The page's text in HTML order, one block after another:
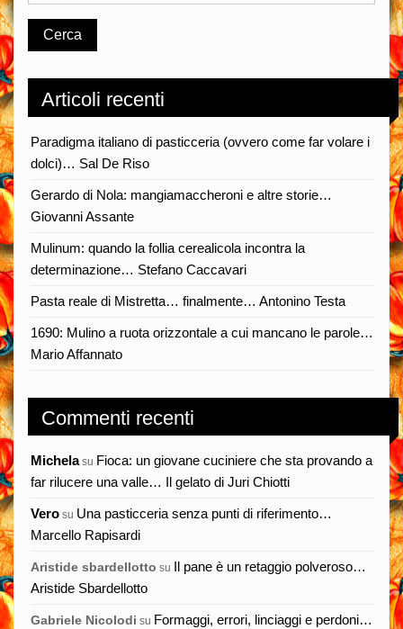
Articoli recenti
Paradigma italiano di pasticceria (ovvero come far volare i
dolci)… Sal De Riso
Gerardo di Nola: mangiamaccheroni e altre storie…
Giovanni Assante
Mulinum: quando la follia cerealicola incontra la
determinazione… Stefano Caccavari
Pasta reale di Mistretta… finalmente… Antonino Testa
1690: Mulino a ruota orizzontale a cui mancano le parole…
Mario Affannato
Commenti recenti
Michelasu Fioca: un giovane cuciniere che sta provando a
far rilucere una valle… Il gelato di Juri Chiotti
Vero su Una pasticceria senza punti di riferimento…
Marcello Rapisardi
Aristide sbardellotto su Il pane è un retaggio polveroso…
Aristide Sbardellotto
Gabriele Nicolodi su Formaggi, errori, linciaggi e perdoni…